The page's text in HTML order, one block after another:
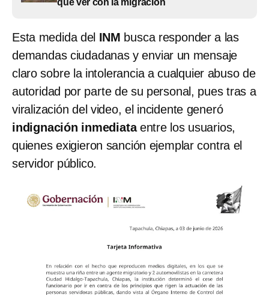
que ver con la migración
Esta medida del INM busca responder a las
demandas ciudadanas y enviar un mensaje
claro sobre la intolerancia a cualquier abuso de
autoridad por parte de su personal, pues tras a
viralización del video, el incidente generó
indignación inmediataentre los usuarios,
quienes exigieron sanción ejemplar contra el
servidor público.